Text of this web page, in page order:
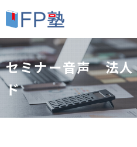
セミナー音声 法人
ド